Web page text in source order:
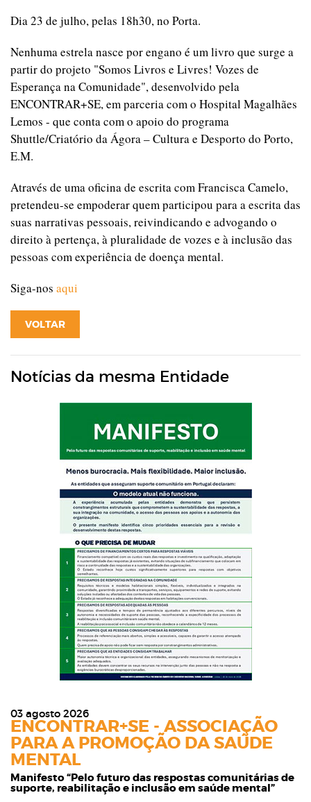
Dia 23 de julho, pelas 18h30, no Porta.
Nenhuma estrela nasce por engano é um livro que surge a
partir do projeto "Somos Livros e Livres! Vozes de
Esperança na Comunidade", desenvolvido pela
ENCONTRAR+SE, em parceria com o Hospital Magalhães
Lemos - que conta com o apoio do programa
Shuttle/Criatório da Ágora – Cultura e Desporto do Porto,
E.M.
Através de uma oficina de escrita com Francisca Camelo,
pretendeu-se empoderar quem participou para a escrita das
suas narrativas pessoais, reivindicando e advogando o
direito à pertença, à pluralidade de vozes e à inclusão das
pessoas com experiência de doença mental.
Siga-nos aqui
VOLTAR
Notícias da mesma Entidade
03 agosto 2026
ENCONTRAR+SE - ASSOCIAÇÃO
PARA A PROMOÇÃO DA SAÚDE
MENTAL
Manifesto “Pelo futuro das respostas comunitárias de
suporte, reabilitação e inclusão em saúde mental”